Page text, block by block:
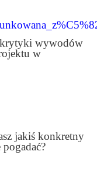
krytyki wywodów
w
jakiś konkretny